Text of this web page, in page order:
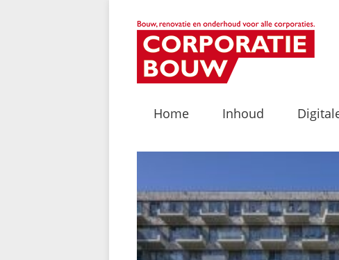
Home Inhoud